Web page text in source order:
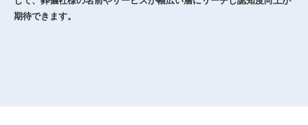
期待できます。